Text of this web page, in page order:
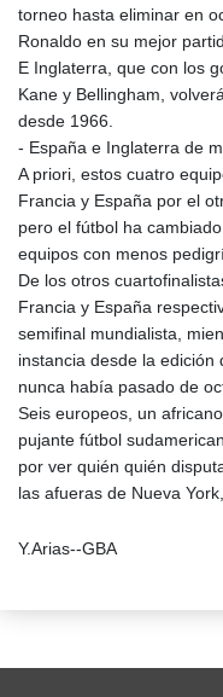
torneo hasta eliminar en
Ronaldo en su mejor
E Inglaterra, que con los
Kane y Bellingham,
desde 1966.
- España e Inglaterra de
A priori, estos cuatro
Francia y España por el
pero el fútbol ha
equipos con menos
De los otros
Francia y España
semifinal mundialista,
instancia desde la
nunca había pasado de
Seis europeos, un
pujante fútbol
por ver quién quién
las afueras de Nueva
Y.Arias--GBA